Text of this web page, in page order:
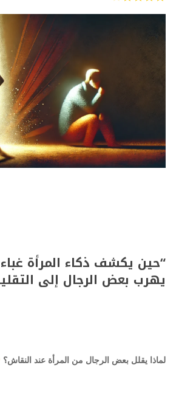
“حين يكشف ذكاء المرأة غباء
يهرب بعض الرجال إلى
لماذا يقلل بعض الرجال من المرأة عند النقاش؟